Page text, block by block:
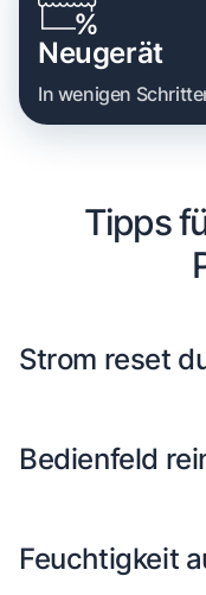
Neugerät
In wenigen
Tipps
Strom reset
Bedienfeld
Feuchtigkeit